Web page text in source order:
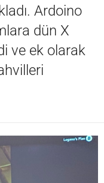
Ardoino
dün X
ve ek olarak